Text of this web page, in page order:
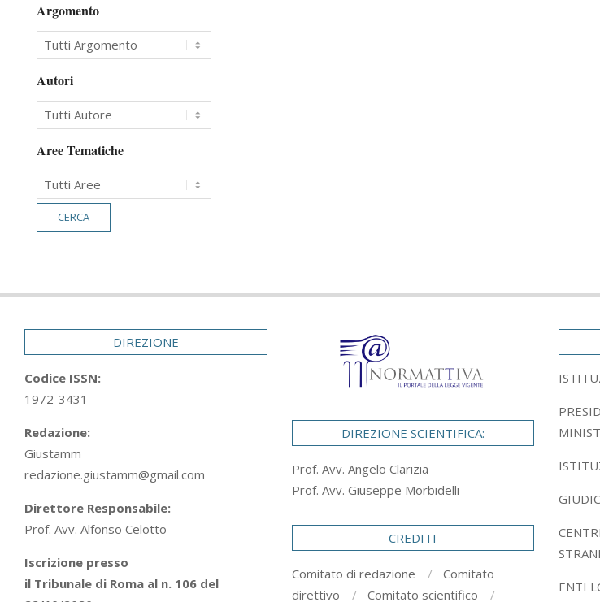
Argomento
Autori
Aree Tematiche
DIREZIONE
Codice ISSN:
1972-3431
Redazione:
Giustamm
redazione.giustamm@gmail.com
Direttore Responsabile:
Prof. Avv. Alfonso Celotto
Iscrizione presso
il Tribunale di Roma al n. 106 del
DIREZIONE SCIENTIFICA:
Prof. Avv. Angelo Clarizia
Prof. Avv. Giuseppe Morbidelli
CREDITI
Comitato di redazione
Comitato
direttivo
Comitato scientifico
ENTI